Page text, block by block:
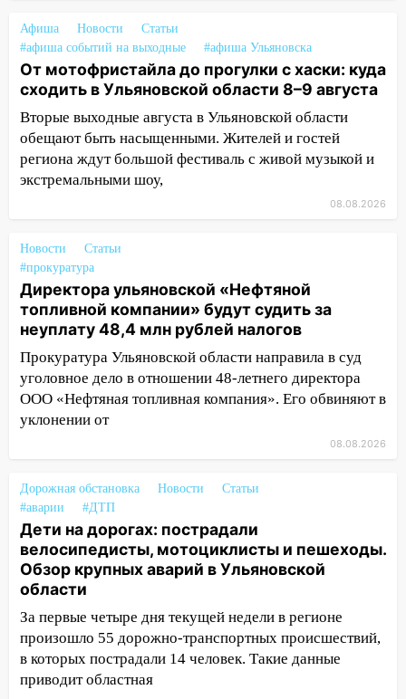
пешеходы. Обзор крупных аварий в
Ульяновской области
08:30 Поджог со свечой, 16 сгоревших
домов и выстрел за водку
07:50 Какая погоды будет днем 8
августа
06:45 Императорский мост в
Ульяновске останется закрытым до
05:18 Судьба готовит сюрприз: гороскоп
на 8 августа — кому повезет с
деньгами, а кого ждет неожиданная
встреча
04:47 В Ульяновской области объявили
ракетную опасность: звучат сирены
07.08.2026
20:40 Ульяновские аграрии смогут
купить тракторы с отсрочкой платежа
19:34
В следственном управлении
состоялось торжественное
мероприятие, приуроченное к
празднованию Дня сотрудника органов
следствия Российской Федерации
19:30 Ульяновцев приглашают
поддержать «Симбирскую чебурашку»
на фестивале «ФормАРТ»
18:11 Ульяновская область стала
Афиша Новости
Статьи
#афиша событий на выходные
#афиша Ульяновска
От мотофристайла до прогулки с хаски: куда
сходить в Ульяновской области 8–9 августа
Вторые выходные августа в Ульяновской области
обещают быть насыщенными. Жителей и гостей
региона ждут большой фестиваль с живой музыкой и
экстремальными шоу,
08.08.2026
Новости
Статьи
#прокуратура
Директора ульяновской «Нефтяной
топливной компании» будут судить за
неуплату 48,4 млн рублей налогов
Прокуратура Ульяновской области направила в суд
уголовное дело в отношении 48-летнего директора
ООО «Нефтяная топливная компания». Его обвиняют в
уклонении от
08.08.2026
Дорожная обстановка Новости
Статьи
#аварии
#ДТП
Дети на дорогах: пострадали
велосипедисты, мотоциклисты и пешеходы.
Обзор крупных аварий в Ульяновской
области
За первые четыре дня текущей недели в регионе
произошло 55 дорожно-транспортных происшествий,
в которых пострадали 14 человек. Такие данные
приводит областная